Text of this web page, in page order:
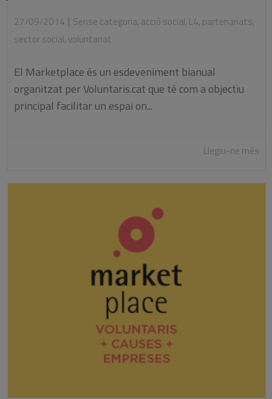
27/09/2014 | Sense categoria, acció social, L4, partenariats,
sector social, voluntariat
El Marketplace és un esdeveniment bianual
organitzat per Voluntaris.cat que té com a objectiu
principal facilitar un espai on...
Llegiu-ne més